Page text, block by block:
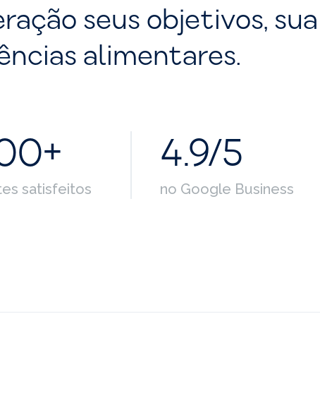
seus objetivos, sua
alimentares.
satisfeitos
4.9/5
no Google Business